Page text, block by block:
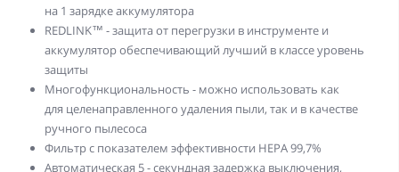
на 1 зарядке аккумулятора
REDLINK™ - защита от перегрузки в инструменте и
аккумулятор обеспечивающий лучший в классе уровень
защиты
Многофункциональность - можно использовать как
для целенаправленного удаления пыли, так и в качестве
ручного пылесоса
Фильтр с показателем эффективности НЕРА 99,7%
Автоматическая 5 - секундная задержка выключения,